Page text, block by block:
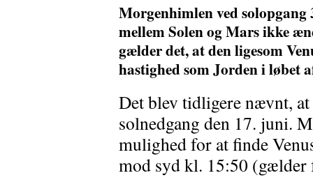
Morgenhimlen ved
mellem Solen og Mars ikke
gælder det, at den ligesom
hastighed som Jorden i løbet
Det blev tidligere nævnt,
solnedgang den 17. juni.
mulighed for at finde
mod syd kl. 15:50 (gælder